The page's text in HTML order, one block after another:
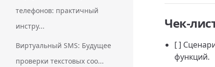
телефонов: практичный
инстру...
Виртуальный SMS: Будущее
проверки текстовых соо...
Чек-
[ ]
функций.